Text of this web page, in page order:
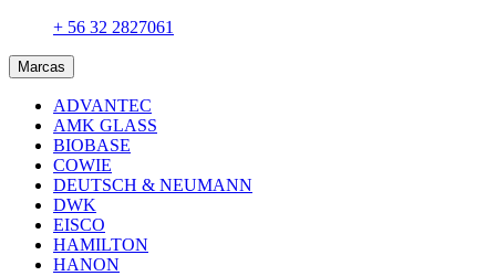
+ 56 32 2827061
Marcas
ADVANTEC
AMK GLASS
BIOBASE
COWIE
DEUTSCH & NEUMANN
DWK
EISCO
HAMILTON
HANON